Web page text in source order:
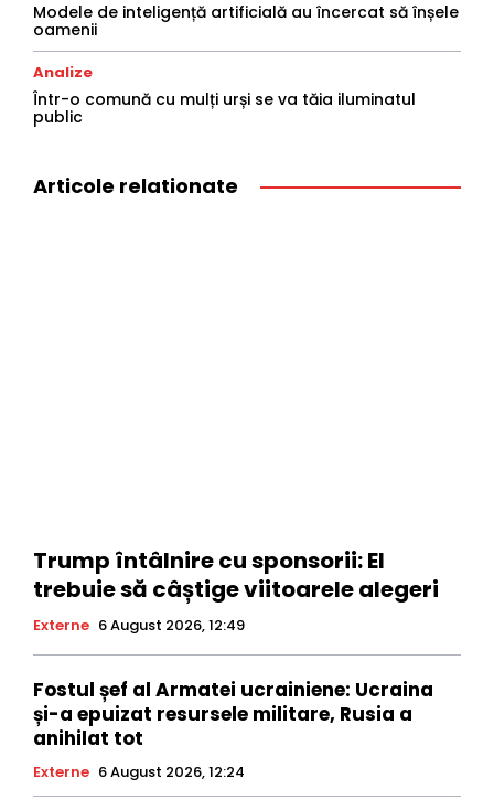
Modele de inteligență artificială au încercat să înșele
oamenii
Analize
Într-o comună cu mulți urși se va tăia iluminatul
public
Articole relationate
Trump întâlnire cu sponsorii: El
trebuie să câștige viitoarele alegeri
Externe 6 August 2026, 12:49
Fostul șef al Armatei ucrainiene: Ucraina
și-a epuizat resursele militare, Rusia a
anihilat tot
Externe 6 August 2026, 12:24